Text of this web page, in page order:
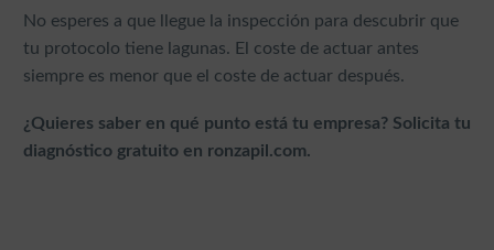
No esperes a que llegue la inspección para descubrir que
tu protocolo tiene lagunas. El coste de actuar antes
siempre es menor que el coste de actuar después.
¿Quieres saber en qué punto está tu empresa? Solicita tu
diagnóstico gratuito en ronzapil.com.